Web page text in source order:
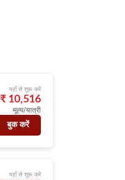
यहाँ से शुरू करें
₹ 10,516
मूल्य/यात्री
बुक करें
यहाँ से शुरू करें